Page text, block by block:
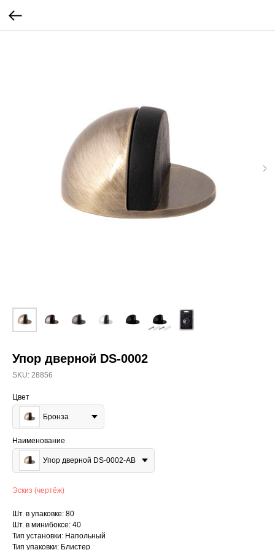
Упор дверной DS-0002
SKU: 28856
Цвет
Бронза
Наименование
Упор дверной DS-0002-AB
Эскиз (чертёж)
Шт. в упаковке: 80
Шт. в минибоксе: 40
Тип установки: Напольный
Тип упаковки: Блистер